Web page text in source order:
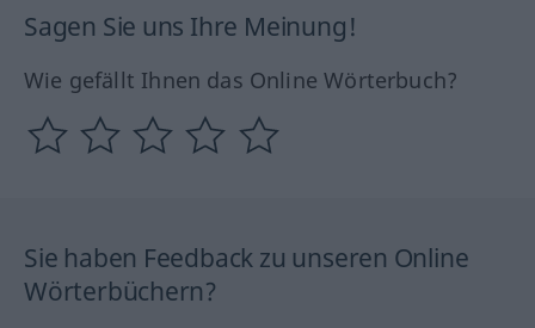
Sagen Sie uns Ihre Meinung!
Wie gefällt Ihnen das Online Wörterbuch?
Sie haben Feedback zu unseren Online
Wörterbüchern?